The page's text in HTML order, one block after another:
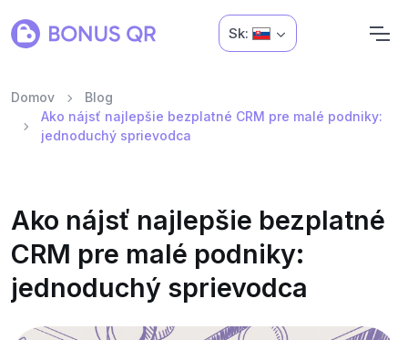
Sk:
Domov
Blog
Ako nájsť najlepšie bezplatné CRM pre malé podniky:
jednoduchý sprievodca
Ako nájsť najlepšie bezplatné
CRM pre malé podniky:
jednoduchý sprievodca